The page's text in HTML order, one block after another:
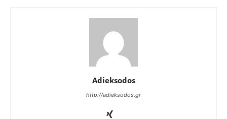
Adieksodos
http://adieksodos.gr